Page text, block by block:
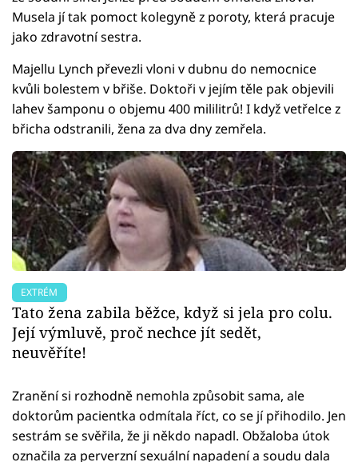
Musela jí tak pomoct kolegyně z poroty, která pracuje
jako zdravotní sestra.
Majellu Lynch převezli vloni v dubnu do nemocnice
kvůli bolestem v břiše. Doktoři v jejím těle pak objevili
lahev šamponu o objemu 400 mililitrů! I když vetřelce z
břicha odstranili, žena za dva dny zemřela.
EXTRÉM
Tato žena zabila běžce, když si jela pro colu.
Její výmluvě, proč nechce jít sedět,
neuvěříte!
Zranění si rozhodně nemohla způsobit sama, ale
doktorům pacientka odmítala říct, co se jí přihodilo. Jen
sestrám se svěřila, že ji někdo napadl. Obžaloba útok
označila za perverzní sexuální napadení a soudu dala